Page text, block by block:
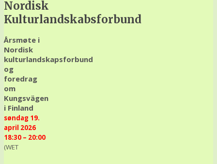
Nordisk
Kulturlandskabsforbund
Årsmøte i
Nordisk
kulturlandskapsforbund
og
foredrag
om
Kungsvägen
i Finland
søndag 19.
april 2026
18:30 – 20:00
(WET